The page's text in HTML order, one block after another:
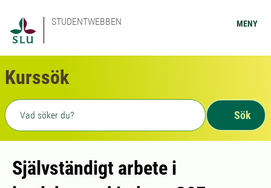
STUDENTWEBBEN MENY
Kurssök
Fritext sökning
Sök
Självständigt arbete i